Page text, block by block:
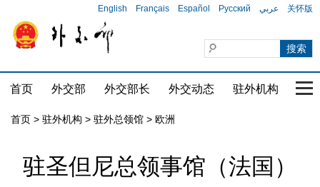
English Français Español Русский عربي 关怀版
首页 外交部 外交部长 外交动态 驻外机构 国
首页 > 驻外机构 > 驻外总领馆 > 欧洲
驻圣但尼总领事馆（法国）